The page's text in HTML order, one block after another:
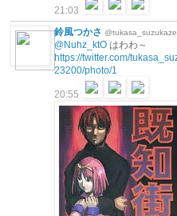
21:03
鈴風つかさ @tukasa_suzukaze
@Nuhz_ktO はわわ～
https://twitter.com/
23200/photo/1
20:55